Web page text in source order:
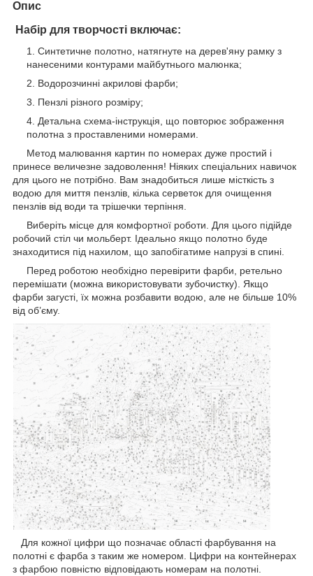
Опис
Набір для творчості включає:
Синтетичне полотно, натягнуте на дерев'яну рамку з
нанесеними контурами майбутнього малюнка;
Водорозчинні акрилові фарби;
Пензлі різного розміру;
Детальна схема-інструкція, що повторює зображення
полотна з проставленими номерами.
Метод малювання картин по номерах дуже простий і
принесе величезне задоволення! Ніяких спеціальних навичок
для цього не потрібно. Вам знадобиться лише місткість з
водою для миття пензлів, кілька серветок для очищення
пензлів від води та трішечки терпіння.
Виберіть місце для комфортної роботи. Для цього підійде
робочий стіл чи мольберт. Ідеально якщо полотно буде
знаходитися під нахилом, що запобігатиме напрузі в спині.
Перед роботою необхідно перевірити фарби, ретельно
перемішати (можна використовувати зубочистку). Якщо
фарби загусті, їх можна розбавити водою, але не більше 10%
від об’єму.
Для кожної цифри що позначає області фарбування на
полотні є фарба з таким же номером. Цифри на контейнерах
з фарбою повністю відповідають номерам на полотні.